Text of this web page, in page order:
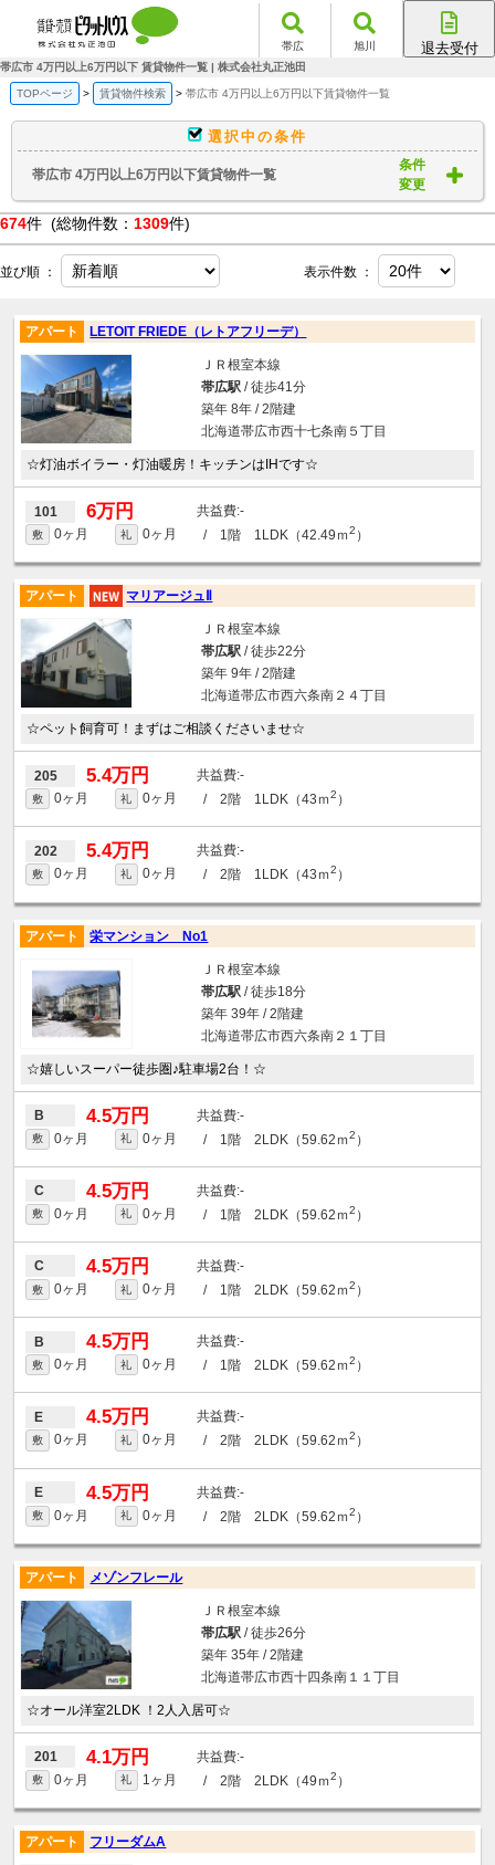
帯広 旭川 退去受付
帯広市 4万円以上6万円以下 賃貸物件一覧 | 株式会社丸正池田
TOPページ 賃貸物件検索 帯広市 4万円以上6万円以下賃貸物件一覧
選択中の条件
帯広市 4万円以上6万円以下賃貸物件一覧
条件
変更
674件 (総物件数： 1309件)
並び順 ： 表示件数 ：
アパート LETOIT FRIEDE（レトアフリーデ）
ＪＲ根室本線
帯広駅/ 徒歩41分
築年 8年 / 2階建
北海道帯広市西十七条南５丁目
☆灯油ボイラー・灯油暖房！キッチンはIHです☆
101 6万円 -
敷 0ヶ月 礼 0ヶ月 / 1階 1LDK（42.49ｍ2 ）
アパート マリアージュⅡ
ＪＲ根室本線
帯広駅/ 徒歩22分
築年 9年 / 2階建
北海道帯広市西六条南２４丁目
☆ペット飼育可！まずはご相談くださいませ☆
205 5.4万円 -
敷 0ヶ月 礼 0ヶ月 / 2階 1LDK（43ｍ2 ）
202 5.4万円 -
敷 0ヶ月 礼 0ヶ月 / 2階 1LDK（43ｍ2 ）
アパート 栄マンション No1
ＪＲ根室本線
帯広駅/ 徒歩18分
築年 39年 / 2階建
北海道帯広市西六条南２１丁目
☆嬉しいスーパー徒歩圏♪駐車場2台！☆
B 4.5万円 -
敷 0ヶ月 礼 0ヶ月 / 1階 2LDK（59.62ｍ2 ）
C 4.5万円 -
敷 0ヶ月 礼 0ヶ月 / 1階 2LDK（59.62ｍ2 ）
C 4.5万円 -
敷 0ヶ月 礼 0ヶ月 / 1階 2LDK（59.62ｍ2 ）
B 4.5万円 -
敷 0ヶ月 礼 0ヶ月 / 1階 2LDK（59.62ｍ2 ）
E 4.5万円 -
敷 0ヶ月 礼 0ヶ月 / 2階 2LDK（59.62ｍ2 ）
E 4.5万円 -
敷 0ヶ月 礼 0ヶ月 / 2階 2LDK（59.62ｍ2 ）
アパート メゾンフレール
ＪＲ根室本線
帯広駅/ 徒歩26分
築年 35年 / 2階建
北海道帯広市西十四条南１１丁目
☆オール洋室2LDK ！2人入居可☆
201 4.1万円 -
敷 0ヶ月 礼 1ヶ月 / 2階 2LDK（49ｍ2 ）
アパート フリーダムA